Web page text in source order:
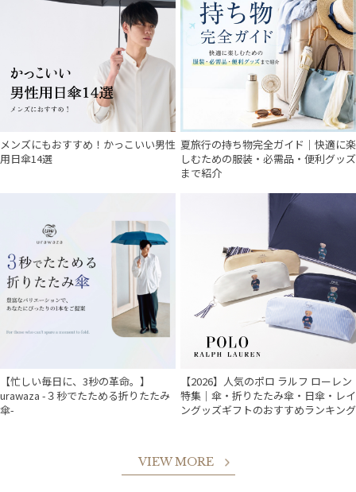
メンズにもおすすめ！かっこいい男性
用日傘14選
夏旅行の持ち物完全ガイド｜快適に楽
しむための服装・必需品・便利グッズ
まで紹介
【忙しい毎日に、3秒の革命。】
urawaza -３秒でたためる折りたたみ
傘-
【2026】人気のポロ ラルフ ローレン
特集｜傘・折りたたみ傘・日傘・レイ
ングッズギフトのおすすめランキング
VIEW MORE